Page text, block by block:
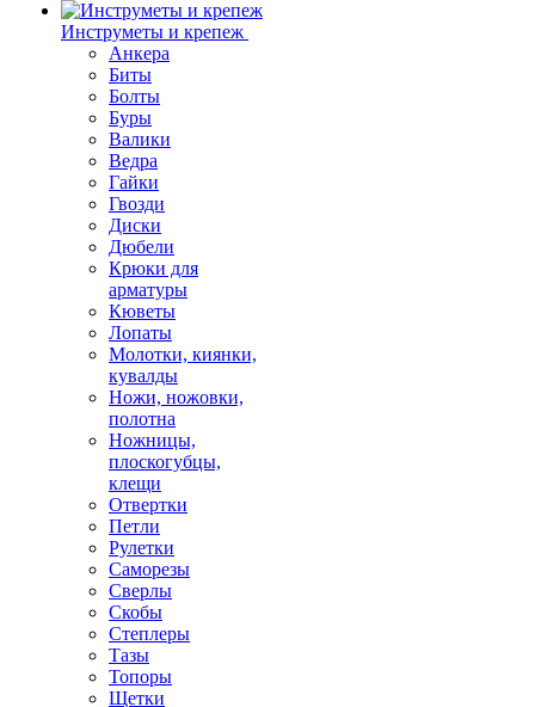
Инструметы и крепеж
Анкера
Биты
Болты
Буры
Валики
Ведра
Гайки
Гвозди
Диски
Дюбели
Крюки для
арматуры
Кюветы
Лопаты
Молотки, киянки,
кувалды
Ножи, ножовки,
полотна
Ножницы,
плоскогубцы,
клещи
Отвертки
Петли
Рулетки
Саморезы
Сверлы
Скобы
Степлеры
Тазы
Топоры
Щетки